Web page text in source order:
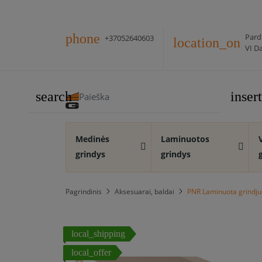
phone +37052640603 location_on VI
search
Medinės
grindys
Laminuotos
grindys
Pagrindinis Aksesuarai, baldai PNR Laminuota
local_shipping
local_offer